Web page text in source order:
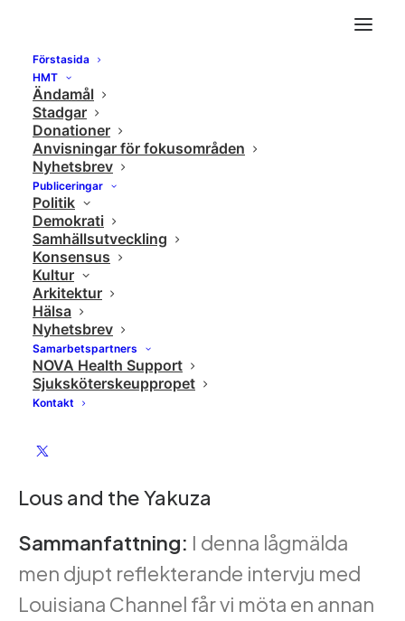
Förstasida
HMT
Ändamål
Stadgar
Donationer
Anvisningar för fokusområden
Nyhetsbrev
Publiceringar
Politik
Demokrati
Samhällsutveckling
Konsensus
Kultur
Arkitektur
Hälsa
Nyhetsbrev
Samarbetspartners
NOVA Health Support
Sjuksköterskeuppropet
Kontakt
A Life Less Ordinary: Guest Curator Lous and
A Life Less Ordinary: Guest Curator Lous and the Yakuza
Lous and the Yakuza
Sammanfattning: I denna lågmälda
men djupt reflekterande intervju med
Louisiana Channel får vi möta en annan